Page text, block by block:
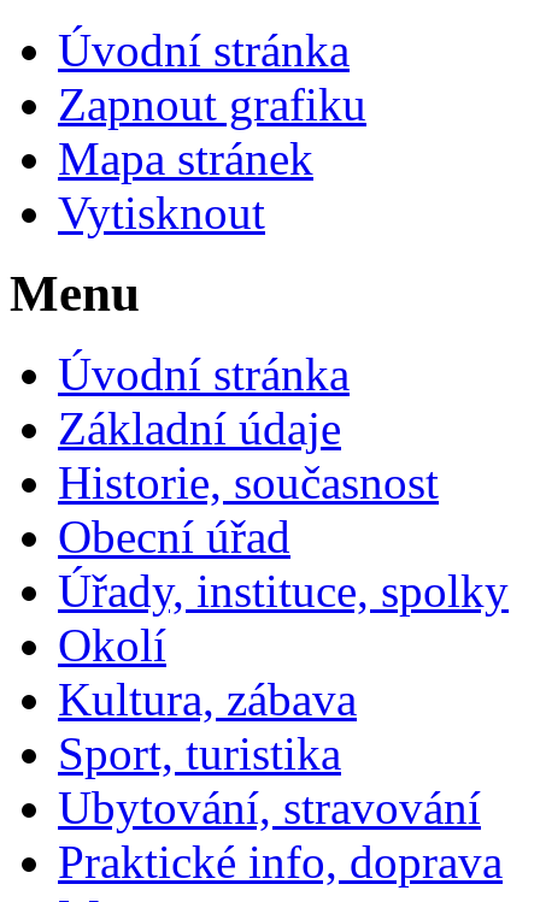
Úvodní stránka
Zapnout grafiku
Mapa stránek
Vytisknout
Menu
Úvodní stránka
Základní údaje
Historie, současnost
Obecní úřad
Úřady, instituce, spolky
Okolí
Kultura, zábava
Sport, turistika
Ubytování, stravování
Praktické info, doprava